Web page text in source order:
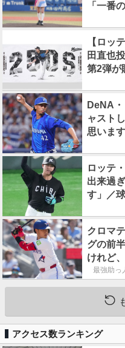
「一番
【ロッ
田直也
第2弾が
DeNA
ャスト
思いま
ロッテ
出来過
す」／
クロマ
グの前
けれど
最強助っ
アクセス数ランキング